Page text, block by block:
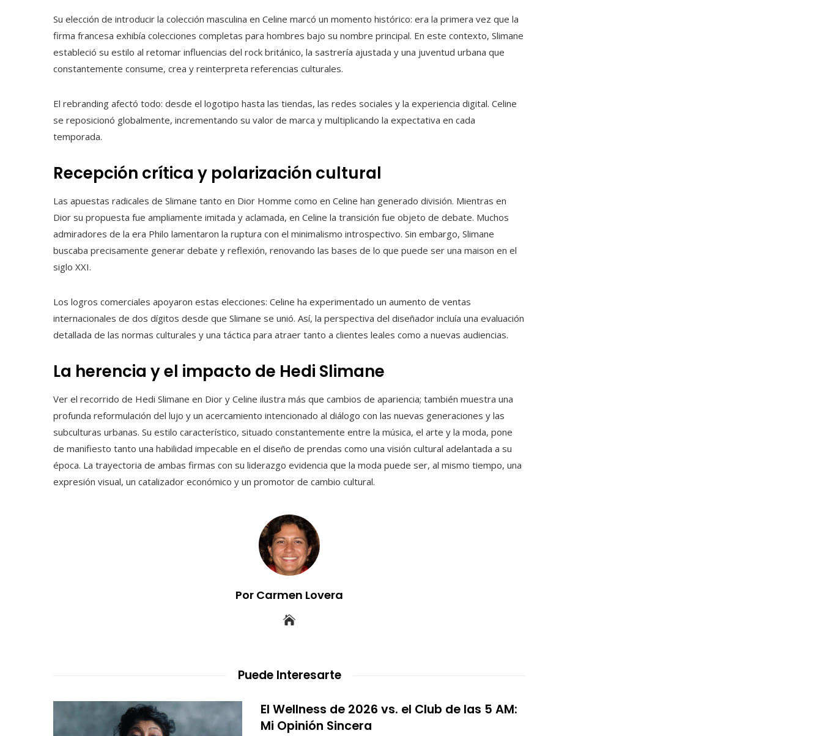
Su elección de introducir la colección masculina en Celine marcó un momento histórico: era la primera vez que la
firma francesa exhibía colecciones completas para hombres bajo su nombre principal. En este contexto, Slimane
estableció su estilo al retomar influencias del rock británico, la sastrería ajustada y una juventud urbana que
constantemente consume, crea y reinterpreta referencias culturales.
El rebranding afectó todo: desde el logotipo hasta las tiendas, las redes sociales y la experiencia digital. Celine
se reposicionó globalmente, incrementando su valor de marca y multiplicando la expectativa en cada
temporada.
Recepción crítica y polarización cultural
Las apuestas radicales de Slimane tanto en Dior Homme como en Celine han generado división. Mientras en
Dior su propuesta fue ampliamente imitada y aclamada, en Celine la transición fue objeto de debate. Muchos
admiradores de la era Philo lamentaron la ruptura con el minimalismo introspectivo. Sin embargo, Slimane
buscaba precisamente generar debate y reflexión, renovando las bases de lo que puede ser una maison en el
siglo XXI.
Los logros comerciales apoyaron estas elecciones: Celine ha experimentado un aumento de ventas
internacionales de dos dígitos desde que Slimane se unió. Así, la perspectiva del diseñador incluía una evaluación
detallada de las normas culturales y una táctica para atraer tanto a clientes leales como a nuevas audiencias.
La herencia y el impacto de Hedi Slimane
Ver el recorrido de Hedi Slimane en Dior y Celine ilustra más que cambios de apariencia; también muestra una
profunda reformulación del lujo y un acercamiento intencionado al diálogo con las nuevas generaciones y las
subculturas urbanas. Su estilo característico, situado constantemente entre la música, el arte y la moda, pone
de manifiesto tanto una habilidad impecable en el diseño de prendas como una visión cultural adelantada a su
época. La trayectoria de ambas firmas con su liderazgo evidencia que la moda puede ser, al mismo tiempo, una
expresión visual, un catalizador económico y un promotor de cambio cultural.
Por Carmen Lovera
Puede Interesarte
El Wellness de 2026 vs. el Club de las 5 AM:
Mi Opinión Sincera